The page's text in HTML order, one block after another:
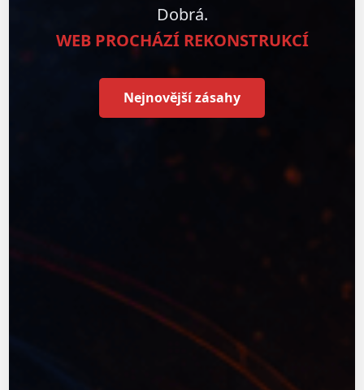
Dobrá.
WEB PROCHÁZÍ REKONSTRUKCÍ
Nejnovější zásahy